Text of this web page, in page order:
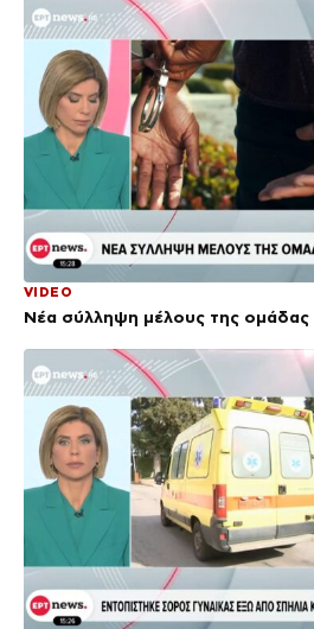
VIDEO
Νέα σύλληψη μέλους της ομάδας